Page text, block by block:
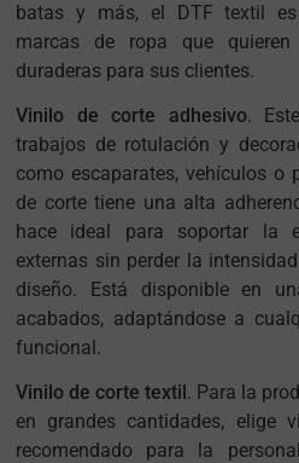
batas y más, el DTF textil
marcas de ropa que
duraderas para sus clientes.
Vinilo de corte adhesivo.
trabajos de rotulación y
como escaparates, vehículos o
de corte tiene una alta
hace ideal para soportar la
externas sin perder la
diseño. Está disponible en
acabados, adaptándose a
funcional.
Vinilo de corte textil. Para la
en grandes cantidades, elige
recomendado para la